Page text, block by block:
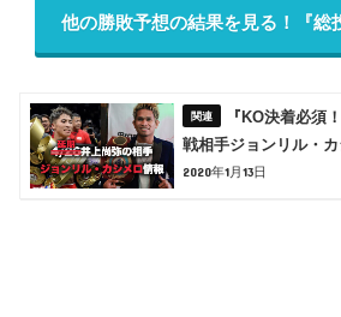
他の勝敗予想の結果を見る！『総
『KO決着必須
戦相手ジョンリル・
2020年1月13日